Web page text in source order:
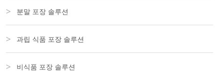
분말 포장 솔루션
과립 식품 포장 솔루션
비식품 포장 솔루션